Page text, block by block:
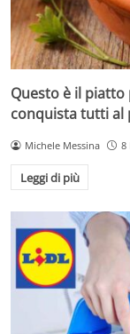
Questo è il
conquista tutti al
Michele Messina 8
Leggi di più